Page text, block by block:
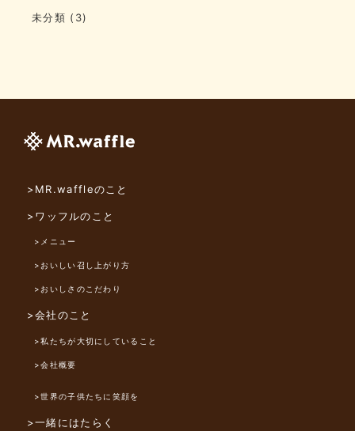
未分類 (3)
>MR.waffleのこと
>ワッフルのこと
>メニュー
>おいしい召し上がり方
>おいしさのこだわり
>会社のこと
>私たちが大切にしていること
>会社概要
>世界の子供たちに笑顔を
>一緒にはたらく